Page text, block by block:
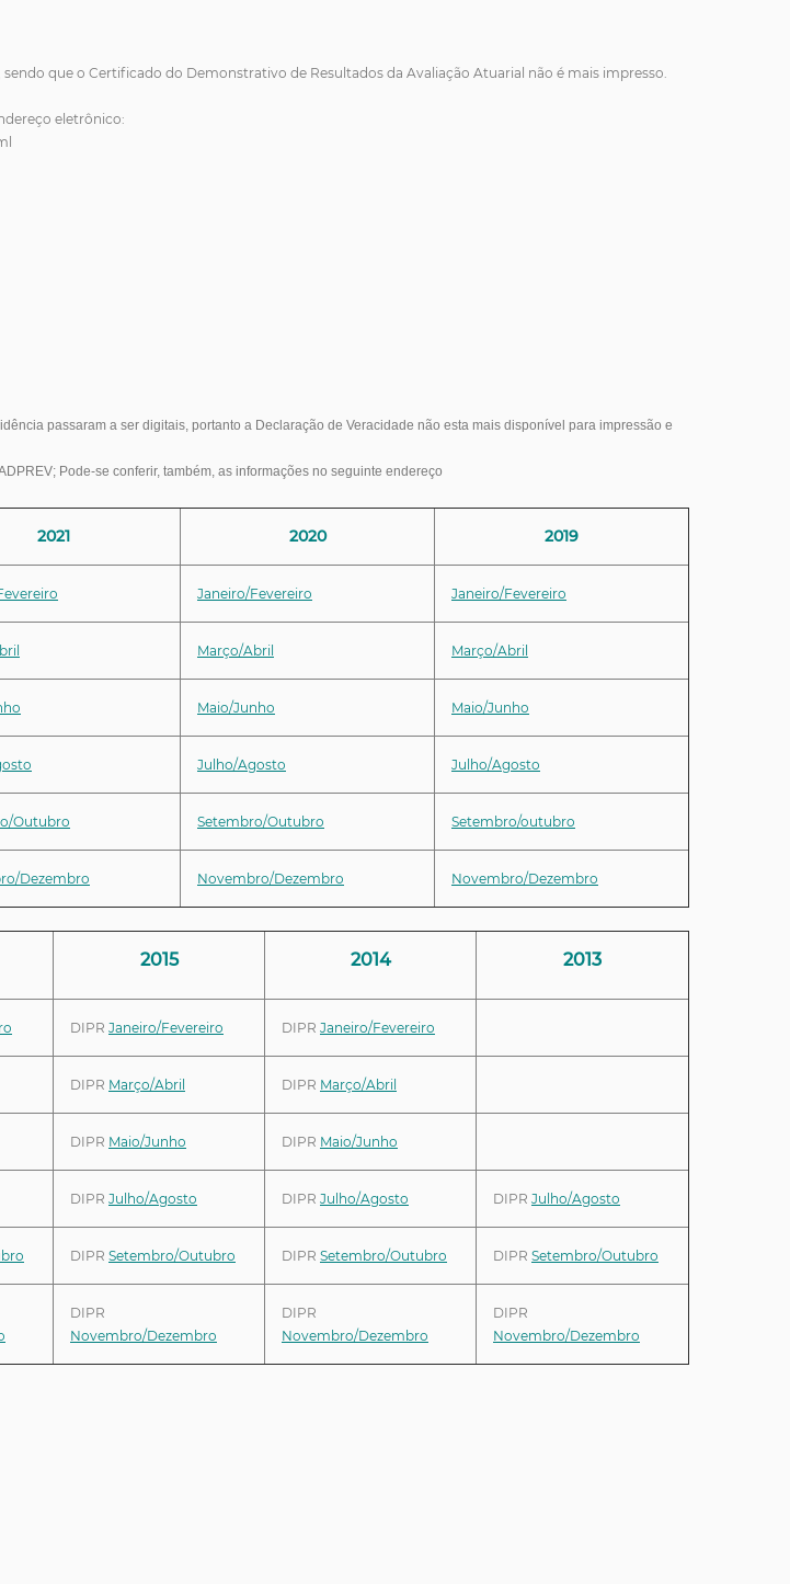
que o Certificado do Demonstrativo de Resultados da Avaliação Atuarial não é mais impresso.
eletrônico:
passaram a ser digitais, portanto a Declaração de Veracidade não esta mais disponível para impressão e
Pode-se conferir, também, as informações no seguinte endereço
2021 2020 2019
Janeiro/Fevereiro Janeiro/Fevereiro
Março/Abril Março/Abril
Maio/Junho Maio/Junho
Julho/Agosto Julho/Agosto
Outubro Setembro/Outubro Setembro/outubro
Dezembro Novembro/Dezembro Novembro/Dezembro
2015 2014 2013
DIPR Janeiro/Fevereiro DIPR Janeiro/Fevereiro
DIPR Março/Abril DIPR Março/Abril
DIPR Maio/Junho DIPR Maio/Junho
DIPR Julho/Agosto DIPR Julho/Agosto DIPR Julho/Agosto
DIPR Setembro/Outubro DIPR Setembro/Outubro DIPR Setembro/Outubro
DIPR
Novembro/Dezembro
DIPR
Novembro/Dezembro
DIPR
Novembro/Dezembro